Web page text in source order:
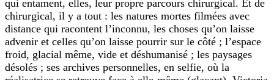
qui entament, elles, leur propre parcours chirurgical. Et de
chirurgical, il y a tout : les natures mortes filmées avec
distance qui racontent l’inconnu, les choses qu’on laisse
advenir et celles qu’on laisse pourrir sur le côté ; l’espace
froid, glacial même, vide et déshumanisé ; les paysages
désolés ; ses archives personnelles, en selfie, où la